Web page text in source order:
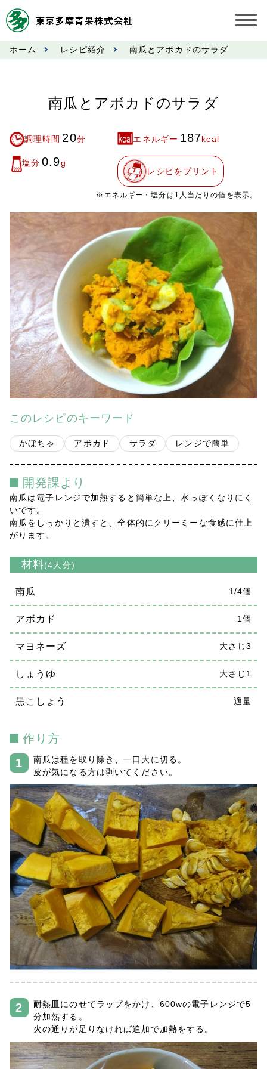
お知らせ
市況情報
奨励金受託手数料
営業日カレンダー
会社案内
多摩青果便り
採用情報
アクセス
プライバシーポリシー
ホーム レシピ紹介 南瓜とアボカドのサラダ
南瓜とアボカドのサラダ
調理時間 20分 エネルギー 187kcal
塩分 0.9g
レシピをプリント
※エネルギー・塩分は1人当たりの値を表示。
このレシピのキーワード
かぼちゃ アボカド サラダ レンジで簡単
開発課より
南瓜は電子レンジで加熱すると簡単な上、水っぽくなりにく
いです。
南瓜をしっかりと潰すと、全体的にクリーミーな食感に仕上
がります。
材料(4人分)
南瓜 1/4個
アボカド 1個
マヨネーズ 大さじ3
しょうゆ 大さじ1
黒こしょう 適量
作り方
南瓜は種を取り除き、一口大に切る。
皮が気になる方は剥いてください。
耐熱皿にのせてラップをかけ、600wの電子レンジで5
分加熱する。
火の通りが足りなければ追加で加熱をする。